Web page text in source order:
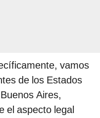
vamos
de los Estados
Aires,
el aspecto legal